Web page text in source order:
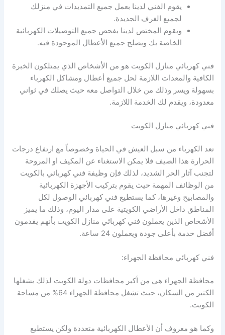
يقوم الفني لدينا بعمل جميع التمديدات في منزلك
لجميع الغرف الجديدة.
ويقوم المختص لدينا بفحص جميع التوصيلات الكهربائية
الخاصة بك ويصلح جميع الأعطال الموجودة فيه.
فني كهربائي منازل الكويت هو من الأشخاص الذي يمتلكون الخبرة
الكافية والمعدات اللازمة لحل جميع أعطال ومشاكل الكهرباء
بسهولة ويسر وذلك من خلال التواصل معه حيث يصلك في ثواني
معدودة، ويقدم لك الخدمة اللازمة.
فني كهربائي منازل الكويت
تعد الكهرباء من سبل العيش في الحياة وخصوصاً مع ارتفاع درجات
الحرارة هذا الصيف فلا يمكن الاستغناء عن المكيف او المروحة
لتجنب آثار الحر الشديد، لذلك فإن وظيفة فني كهربائي بالكويت
من الوظائف المهمة حيث يقوم بتركيب الأجهزة الكهربائية
والمصابيح وغيرها، كما يستطيع فني كهربائي الوصول لكل
المناطق داخل الأراضي الكويتية على مدار اليوم، وذلك ما يميز
الأشخاص الذين يعملون فني كهربائي منازل الكويت بأنهم يقدمون
أفضل خدمة بأعلى جودة ويعملون 24 ساعة.
فني كهربائي محافظة الجهراء:
محافظة الجهراء هي من أكبر محافظات دولة الكويت لذلك يشغلها
الكثير من السكان، حيث تشغل محافظة الجهراء 64% من مساحة
الكويت.
وكما هو معروف أن الأعطال الكهربائية متعددة ولكن يستطيع